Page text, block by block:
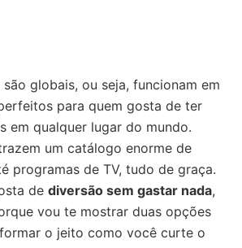
globais, ou seja, funcionam em
para quem gosta de ter
em qualquer lugar do mundo.
um catálogo enorme de
programas de TV, tudo de graça.
de diversão sem gastar nada,
vou te mostrar duas opções
o jeito como você curte o